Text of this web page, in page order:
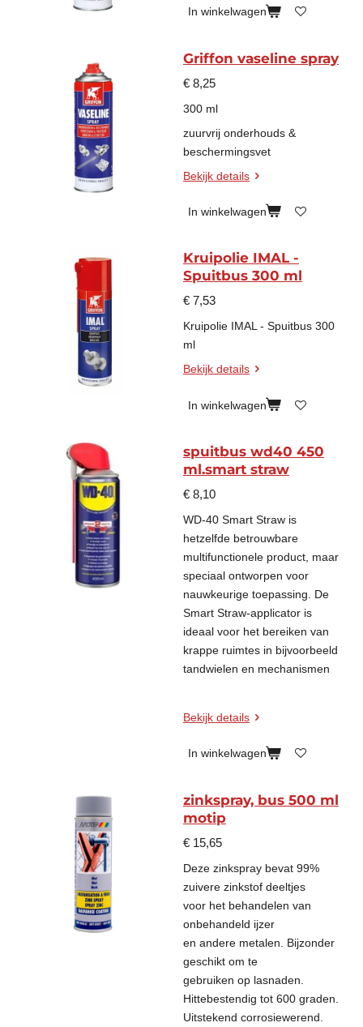
In winkelwagen
Griffon vaseline spray
€ 8,25
300 ml
zuurvrij onderhouds &
beschermingsvet
Bekijk details
In winkelwagen
Kruipolie IMAL -
Spuitbus 300 ml
€ 7,53
Kruipolie IMAL - Spuitbus 300
ml
Bekijk details
In winkelwagen
spuitbus wd40 450
ml.smart straw
€ 8,10
WD-40 Smart Straw is
hetzelfde betrouwbare
multifunctionele product, maar
speciaal ontworpen voor
nauwkeurige toepassing. De
Smart Straw-applicator is
ideaal voor het bereiken van
krappe ruimtes in bijvoorbeeld
tandwielen en mechanismen
Bekijk details
In winkelwagen
zinkspray, bus 500 ml
motip
€ 15,65
Deze zinkspray bevat 99%
zuivere zinkstof deeltjes
voor het behandelen van
onbehandeld ijzer
en andere metalen. Bijzonder
geschikt om te
gebruiken op lasnaden.
Hittebestendig tot 600 graden.
Uitstekend corrosiewerend.